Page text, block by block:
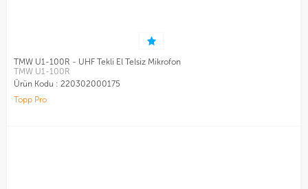
TMW U1-100R - UHF Tekli El Telsiz Mikrofon
TMW U1-100R
Ürün Kodu : 220302000175
Topp Pro